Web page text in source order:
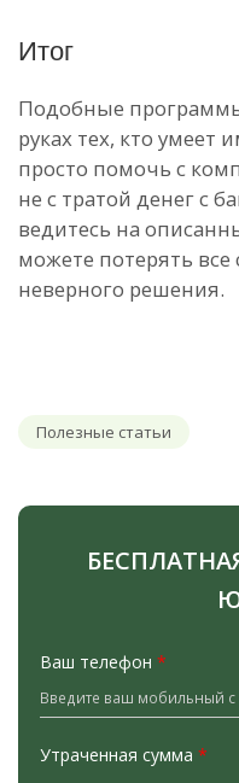
Итог
Подобные
руках тех, кто умеет
просто помочь с
не с тратой денег с
ведитесь на
можете потерять
неверного решения.
Полезные статьи
Ваш телефон *
Утраченная сумма *